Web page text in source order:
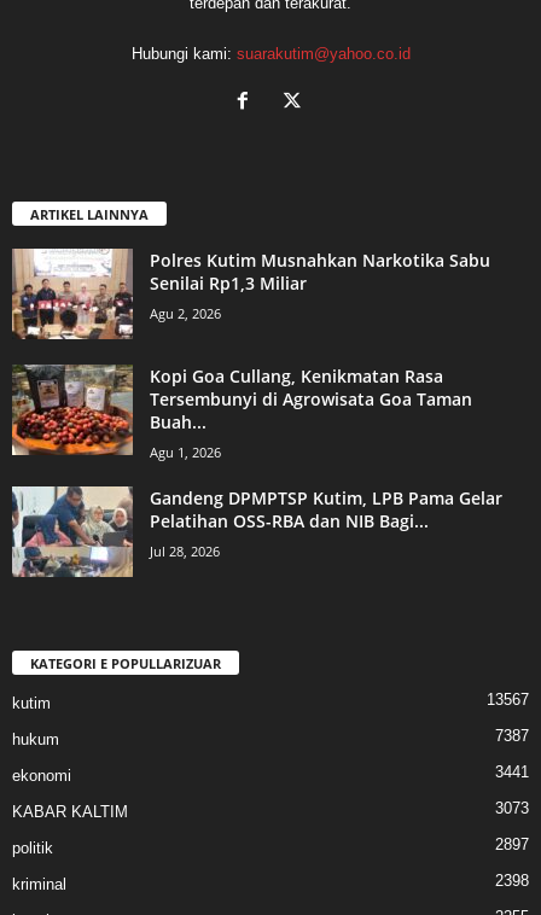
Hubungi kami: suarakutim@yahoo.co.id
ARTIKEL LAINNYA
Polres Kutim Musnahkan Narkotika Sabu
Senilai Rp1,3 Miliar
Agu 2, 2026
Kopi Goa Cullang, Kenikmatan Rasa
Tersembunyi di Agrowisata Goa Taman
Buah...
Agu 1, 2026
Gandeng DPMPTSP Kutim, LPB Pama Gelar
Pelatihan OSS-RBA dan NIB Bagi...
Jul 28, 2026
KATEGORI E POPULLARIZUAR
kutim 13567
hukum 7387
ekonomi 3441
KABAR KALTIM 3073
politik 2897
kriminal 2398